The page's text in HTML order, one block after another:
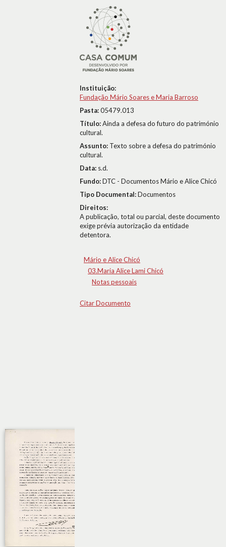
Instituição:
Fundação Mário Soares e Maria Barroso
Pasta:05479.013
Título:Ainda a defesa do futuro do património
cultural.
Assunto: Texto sobre a defesa do património
cultural.
Data: s.d.
Fundo:DTC - Documentos Mário e Alice Chicó
Tipo Documental:Documentos
Direitos:
A publicação, total ou parcial, deste documento
exige prévia autorização da entidade
detentora.
Mário e Alice Chicó
03.Maria Alice Lami Chicó
Notas pessoais
Citar Documento